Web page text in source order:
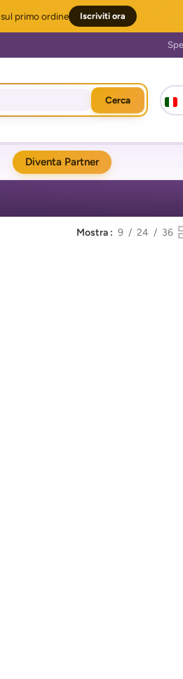
sul primo ordine Iscriviti ora
Cerca
Diventa Partner
Mostra 9 24 36